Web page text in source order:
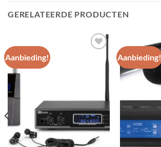
GERELATEERDE PRODUCTEN
Aanbieding! Aanbieding!